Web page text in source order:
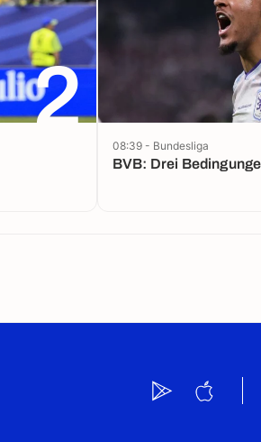
2
BVB: Drei
08:39 - Bundesliga